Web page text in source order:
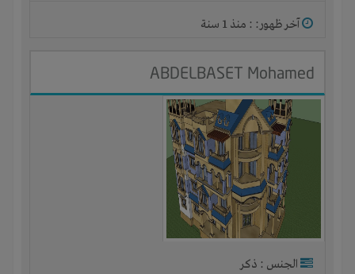
آخر ظهور: : منذ 1 سنة
ABDELBASET Mohamed
الجنس : ذكر